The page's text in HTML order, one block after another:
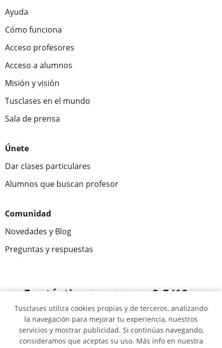
Ayuda
Cómo funciona
Acceso profesores
Acceso a alumnos
Misión y visión
Tusclases en el mundo
Sala de prensa
Únete
Dar clases particulares
Alumnos que buscan profesor
Comunidad
Novedades y Blog
Preguntas y respuestas
Fantástica★★★★★ 9,5/10
305915 opiniones de alumnos
© 2007 - 2026 Tusclases.com.ve
Tusclases utiliza cookies propias y de terceros, analizando
la navegación para mejorar tu experiencia, nuestros
servicios y mostrar publicidad. Si continúas navegando,
consideramos que aceptas su uso. Más info en nuestra